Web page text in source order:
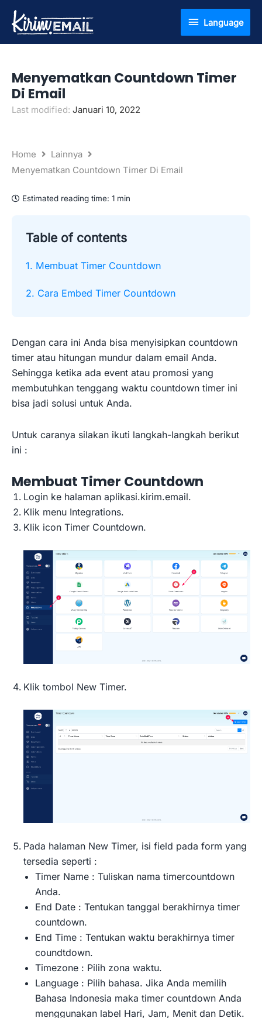
Language
Language
Menyematkan Countdown Timer
Di Email
Last modified: Januari 10, 2022
Home
Lainnya
Menyematkan Countdown Timer Di Email
Estimated reading time: 1 min
Table of contents
1. Membuat Timer Countdown
2. Cara Embed Timer Countdown
Dengan cara ini Anda bisa menyisipkan countdown
timer atau hitungan mundur dalam email Anda.
Sehingga ketika ada event atau promosi yang
membutuhkan tenggang waktu countdown timer ini
bisa jadi solusi untuk Anda.
Untuk caranya silakan ikuti langkah-langkah berikut
ini :
Membuat Timer Countdown
Login ke halaman aplikasi.kirim.email.
Klik menu Integrations.
Klik icon Timer Countdown.
Klik tombol New Timer.
Pada halaman New Timer, isi field pada form yang
tersedia seperti :
Timer Name : Tuliskan nama timercountdown
Anda.
End Date : Tentukan tanggal berakhirnya timer
countdown.
End Time : Tentukan waktu berakhirnya timer
coundtdown.
Timezone : Pilih zona waktu.
Language : Pilih bahasa. Jika Anda memilih
Bahasa Indonesia maka timer countdown Anda
menggunakan label Hari, Jam, Menit dan Detik.